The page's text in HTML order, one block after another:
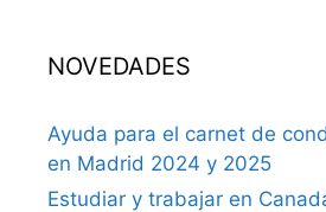
NOVEDADES
Ayuda para el carnet de
en Madrid 2024 y 2025
Estudiar y trabajar en